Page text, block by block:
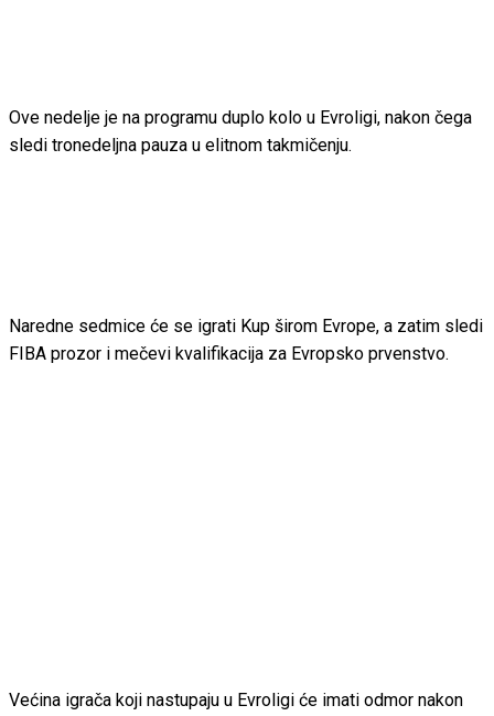
Ove nedelje je na programu duplo kolo u Evroligi, nakon čega
sledi tronedeljna pauza u elitnom takmičenju.
Naredne sedmice će se igrati Kup širom Evrope, a zatim sledi
FIBA prozor i mečevi kvalifikacija za Evropsko prvenstvo.
Većina igrača koji nastupaju u Evroligi će imati odmor nakon